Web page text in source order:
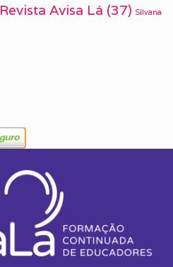
Revista Avisa Lá (37) Silvana